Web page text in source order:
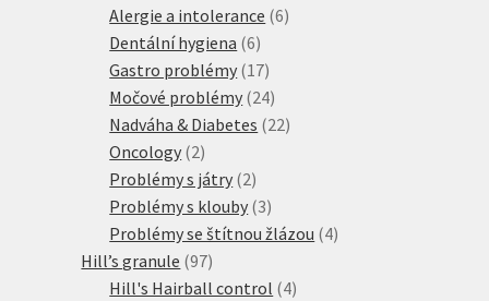
produktů
Alergie a intolerance 66
Dentální hygiena 66
produktů
Gastro problémy 1717
produktů
Močové problémy 2424
produktů
Nadváha & Diabetes 2222
Oncology 22
produkty
Problémy s játry 22
produkty
Problémy s klouby 33
produkty
Problémy se štítnou žlázou 44
Hill’s granule 9797
produktů
Hill's Hairball control 44